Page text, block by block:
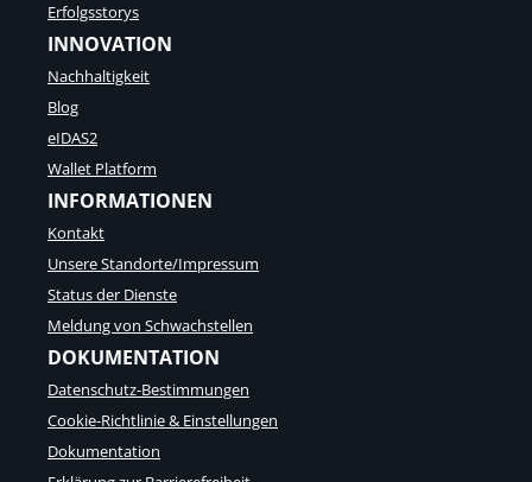
Erfolgsstorys
INNOVATION
Nachhaltigkeit
Blog
eIDAS2
Wallet Platform
INFORMATIONEN
Kontakt
Unsere Standorte/Impressum
Status der Dienste
Meldung von Schwachstellen
DOKUMENTATION
Datenschutz-Bestimmungen
Cookie-Richtlinie & Einstellungen
Dokumentation